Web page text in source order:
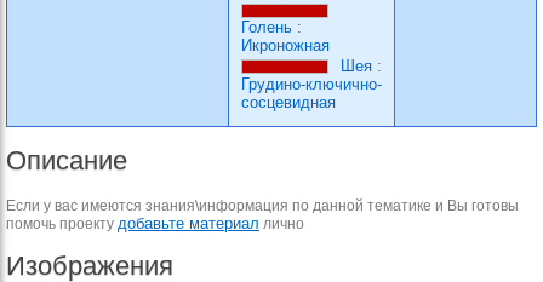
Голень :
Икроножная
Шея :
Грудино-ключично-
сосцевидная
Описание
Если у вас имеются знания\информация по данной тематике и Вы готовы
помочь проекту добавьте материал лично
Изображения